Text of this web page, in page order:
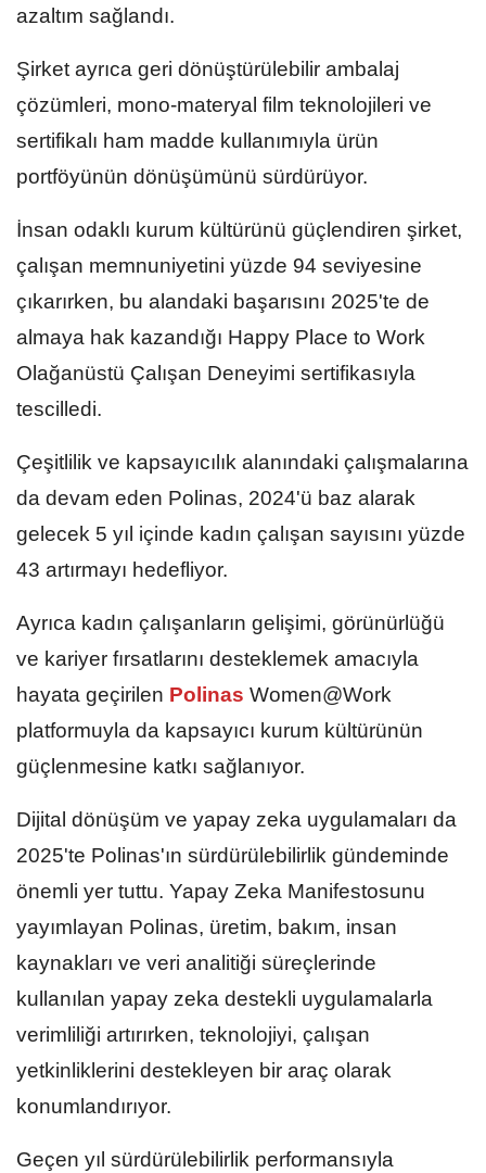
azaltım sağlandı.
Şirket ayrıca geri dönüştürülebilir ambalaj
çözümleri, mono-materyal film teknolojileri ve
sertifikalı ham madde kullanımıyla ürün
portföyünün dönüşümünü sürdürüyor.
İnsan odaklı kurum kültürünü güçlendiren şirket,
çalışan memnuniyetini yüzde 94 seviyesine
çıkarırken, bu alandaki başarısını 2025'te de
almaya hak kazandığı Happy Place to Work
Olağanüstü Çalışan Deneyimi sertifikasıyla
tescilledi.
Çeşitlilik ve kapsayıcılık alanındaki çalışmalarına
da devam eden Polinas, 2024'ü baz alarak
gelecek 5 yıl içinde kadın çalışan sayısını yüzde
43 artırmayı hedefliyor.
Ayrıca kadın çalışanların gelişimi, görünürlüğü
ve kariyer fırsatlarını desteklemek amacıyla
hayata geçirilen Polinas Women@Work
platformuyla da kapsayıcı kurum kültürünün
güçlenmesine katkı sağlanıyor.
Dijital dönüşüm ve yapay zeka uygulamaları da
2025'te Polinas'ın sürdürülebilirlik gündeminde
önemli yer tuttu. Yapay Zeka Manifestosunu
yayımlayan Polinas, üretim, bakım, insan
kaynakları ve veri analitiği süreçlerinde
kullanılan yapay zeka destekli uygulamalarla
verimliliği artırırken, teknolojiyi, çalışan
yetkinliklerini destekleyen bir araç olarak
konumlandırıyor.
Geçen yıl sürdürülebilirlik performansıyla